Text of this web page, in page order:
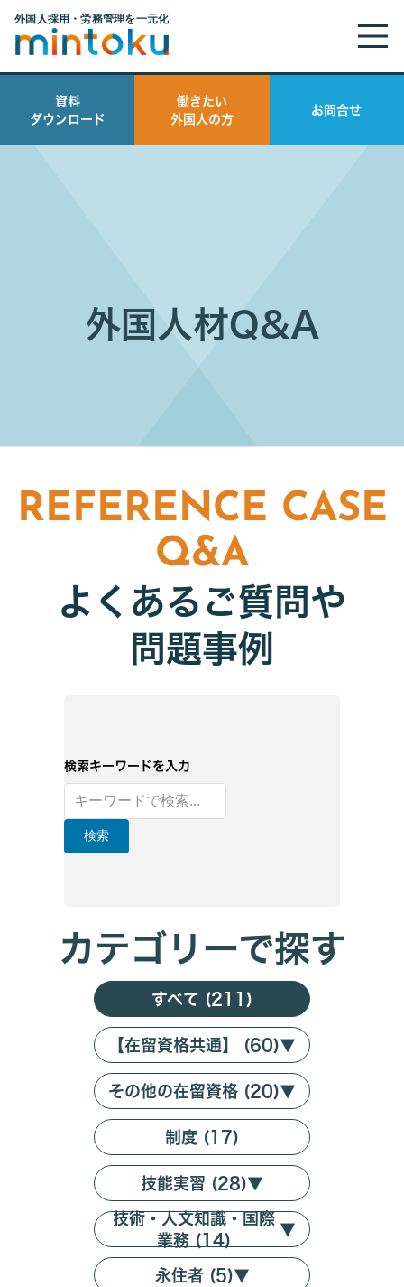
資料
ダウンロード
働きたい
外国人の方
お問合せ
外国人材Q&A
REFERENCE CASE
Q&A
よくあるご質問や
問題事例
検索キーワードを入力
検索
カテゴリーで探す
すべて (211)
【在留資格共通】 (60)▼
その他の在留資格 (20)▼
制度 (17)
技能実習 (28)▼
技術・人文知識・国際
業務 (14)
▼
永住者 (5)▼